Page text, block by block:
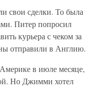
свои сделки. То была
Питер попросил
курьера с чеком за
отправили в Англию.
в июле месяце,
Но Джимми хотел